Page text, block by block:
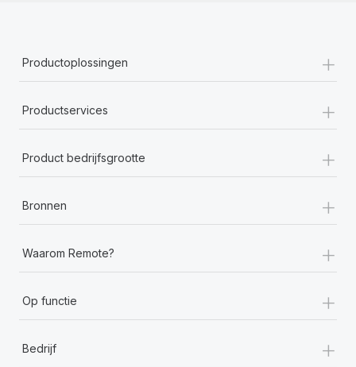
Productoplossingen +
Productservices +
Product bedrijfsgrootte +
Bronnen +
Waarom Remote? +
Op functie +
Bedrijf +